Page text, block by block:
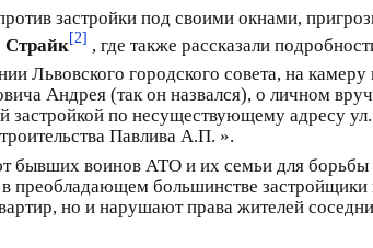
застройки под своими окнами,
Страйк[2] , где также рассказали
Львовского городского совета, на
Андрея (так он назвался), о личном
застройкой по несуществующему адресу
Павлива А.П. ».
бывших воинов АТО и их семьи для
преобладающем большинстве
но и нарушают права жителей